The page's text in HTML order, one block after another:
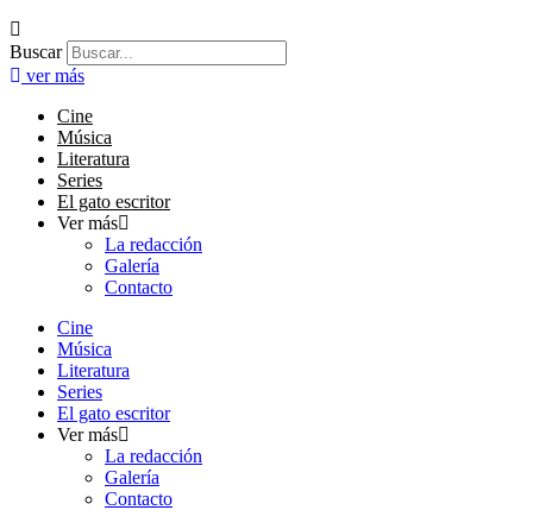
Buscar
ver más
Cine
Música
Literatura
Series
El gato escritor
Ver más
La redacción
Galería
Contacto
Cine
Música
Literatura
Series
El gato escritor
Ver más
La redacción
Galería
Contacto